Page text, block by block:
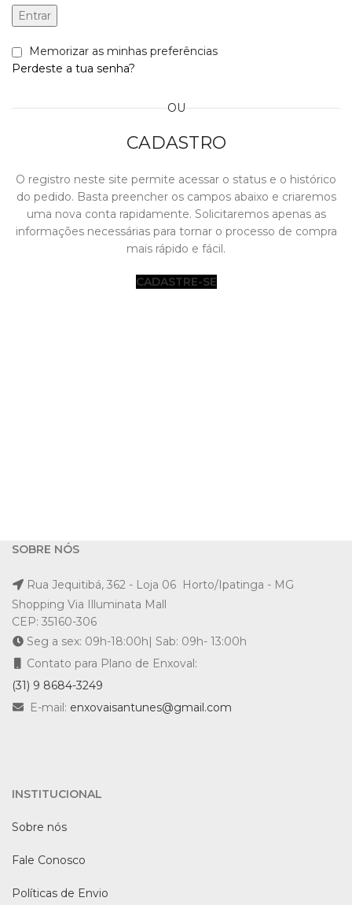
Entrar
Perdeste a tua senha?
Memorizar as minhas preferências
OU
CADASTRO
O registro neste site permite acessar o status e o histórico
do pedido. Basta preencher os campos abaixo e criaremos
uma nova conta rapidamente. Solicitaremos apenas as
informações necessárias para tornar o processo de compra
mais rápido e fácil.
CADASTRE-SE
SOBRE NÓS
Rua Jequitibá, 362 - Loja 06 Horto/Ipatinga - MG
Shopping Via Illuminata Mall
CEP: 35160-306
Seg a sex: 09h-18:00h| Sab: 09h- 13:00h
Contato para Plano de Enxoval:
(31) 9 8684-3249
E-mail: enxovaisantunes@gmail.com
INSTITUCIONAL
Sobre nós
Fale Conosco
Políticas de Envio